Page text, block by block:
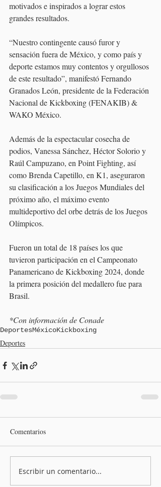
motivados e inspirados a lograr estos
grandes resultados.
“Nuestro contingente causó furor y
sensación fuera de México, y como país y
deporte estamos muy contentos y orgullosos
de este resultado”, manifestó Fernando
Granados León, presidente de la Federación
Nacional de Kickboxing (FENAKIB) &
WAKO México.
Además de la espectacular cosecha de
podios, Vanessa Sánchez, Héctor Solorio y
Raúl Campuzano, en Point Fighting, así
como Brenda Capetillo, en K1, aseguraron
su clasificación a los Juegos Mundiales del
próximo año, el máximo evento
multideportivo del orbe detrás de los Juegos
Olímpicos.
Fueron un total de 18 países los que
tuvieron participación en el Campeonato
Panamericano de Kickboxing 2024, donde
la primera posición del medallero fue para
Brasil.
*Con información de Conade
DeportesMéxicoKickboxing
Deportes
Comentarios
Escribir un comentario...